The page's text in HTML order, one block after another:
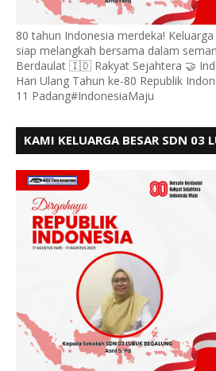
80 tahun Indonesia merdeka!
siap melangkah bersama dalam
Berdaulat 🇮🇩 Rakyat Sejahtera 🤝
Hari Ulang Tahun ke-80 Republik
11 Padang#IndonesiaMaju
KAMI KELUARGA BESAR SDN 03